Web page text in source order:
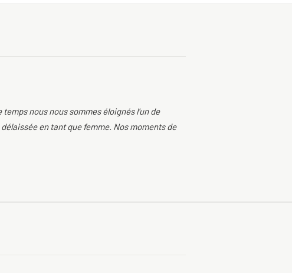
nous nous sommes éloignés l'un de
en tant que femme. Nos moments de